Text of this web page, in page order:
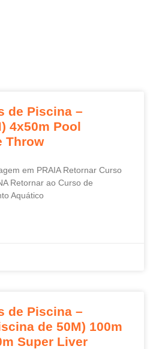
de Piscina –
4x50m Pool
Throw
em PRAIA Retornar Curso
Retornar ao Curso de
Aquático
de Piscina –
de 50M) 100m
Super Liver